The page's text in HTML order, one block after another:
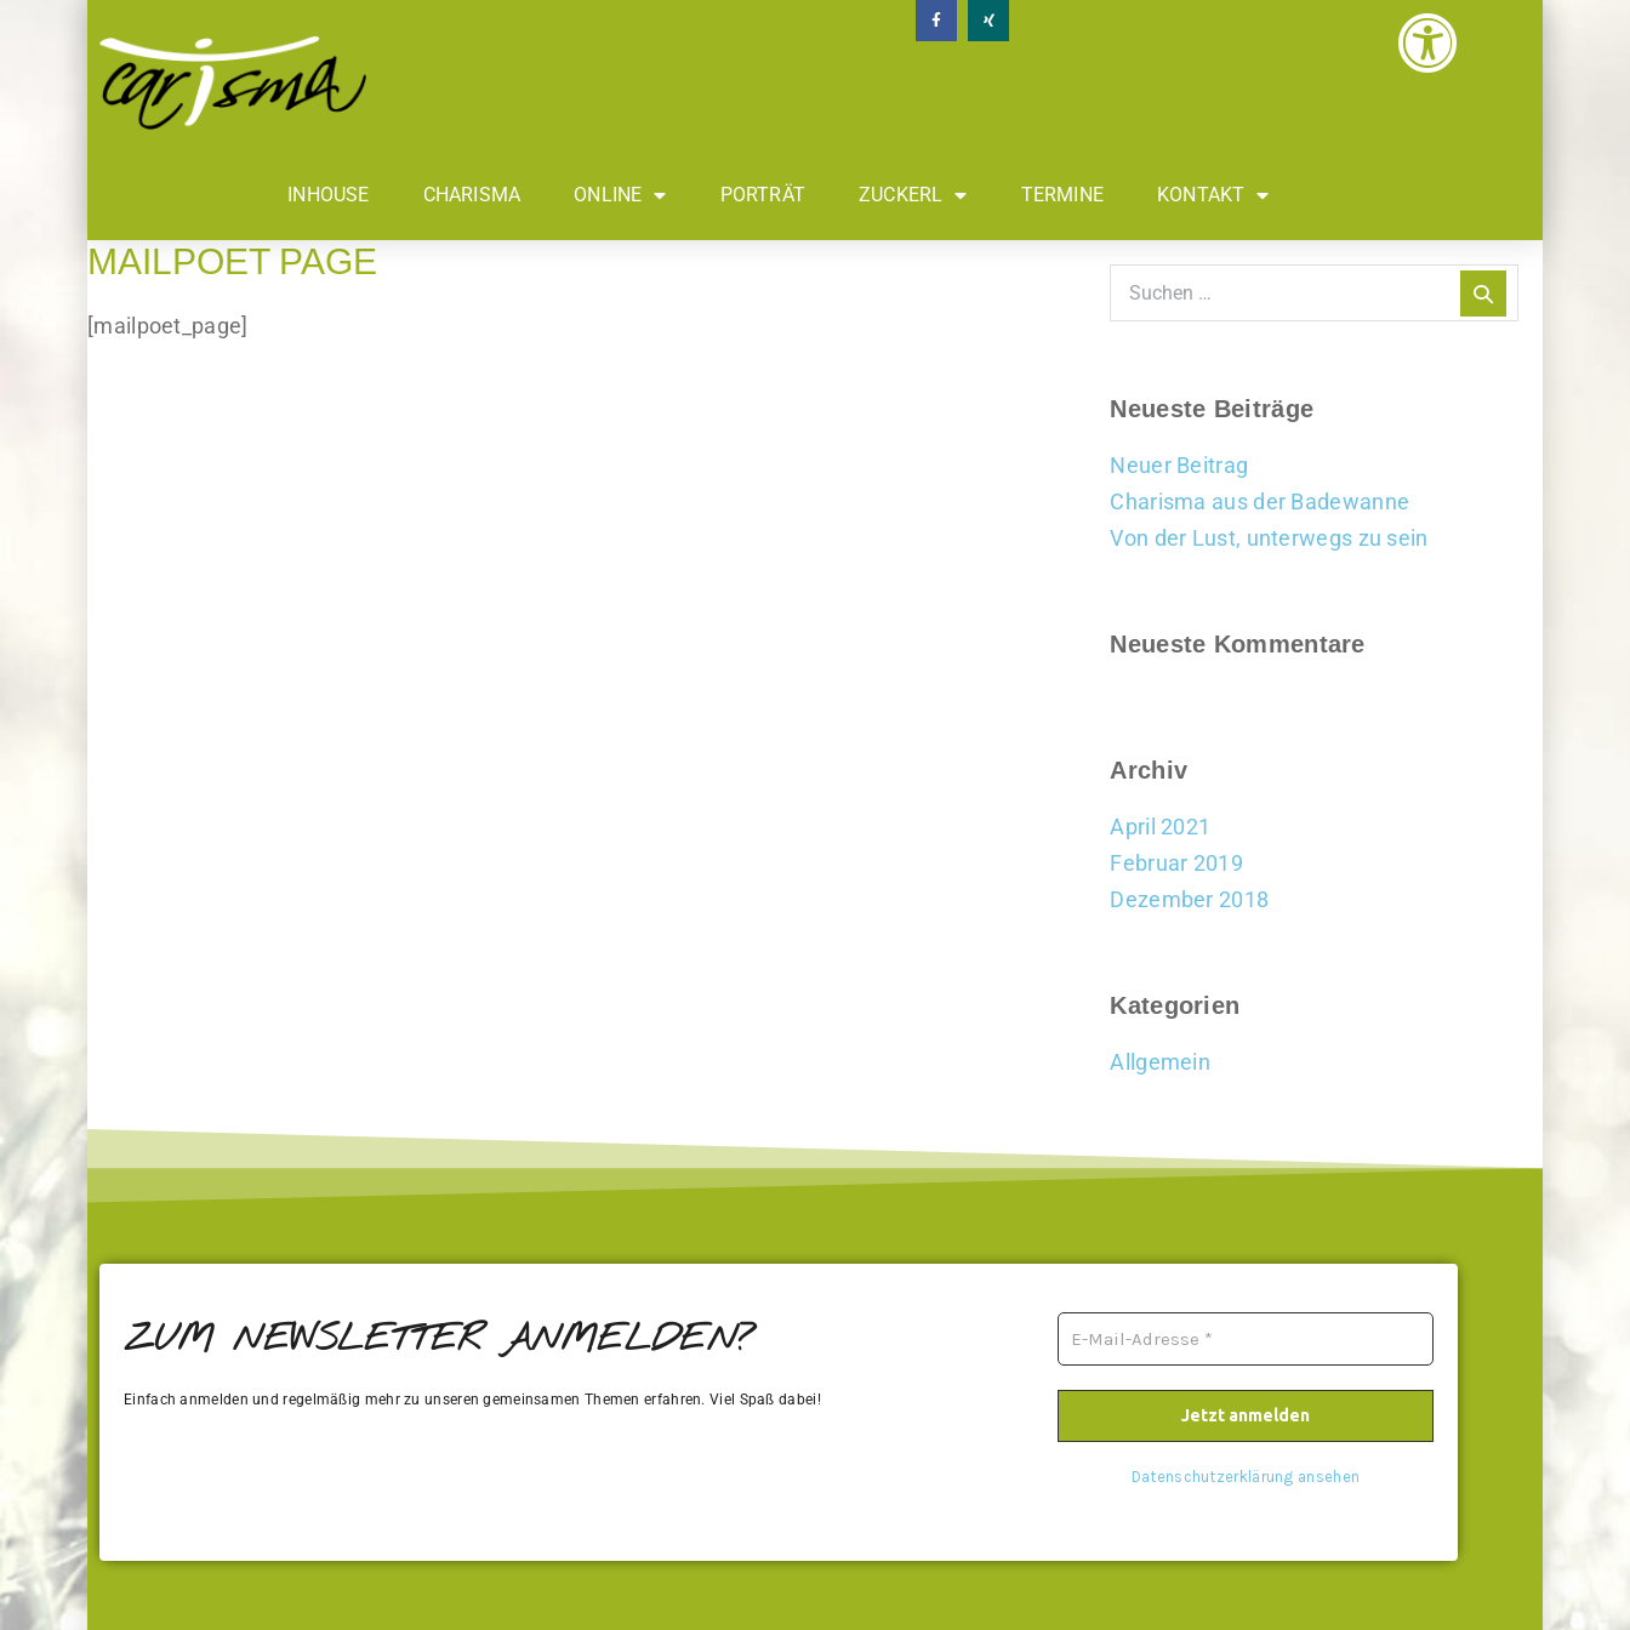
INHOUSE CHARISMA ONLINE PORTRÄT ZUCKERL TERMINE KONTAKT
MAILPOET PAGE
[mailpoet_page]
Neueste Beiträge
Neuer Beitrag
Charisma aus der Badewanne
Von der Lust, unterwegs zu sein
Neueste Kommentare
Archiv
April 2021
Februar 2019
Dezember 2018
Kategorien
Allgemein
ZUM NEWSLETTER ANMELDEN?
Einfach anmelden und regelmäßig mehr zu unseren gemeinsamen Themen erfahren. Viel Spaß dabei!
Datenschutzerklärung ansehen